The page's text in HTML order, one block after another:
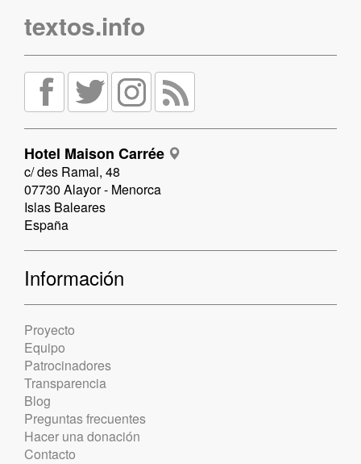
textos.info
Hotel Maison Carrée
c/ des Ramal, 48
07730 Alayor - Menorca
Islas Baleares
España
Información
Proyecto
Equipo
Patrocinadores
Transparencia
Blog
Preguntas frecuentes
Hacer una donación
Contacto